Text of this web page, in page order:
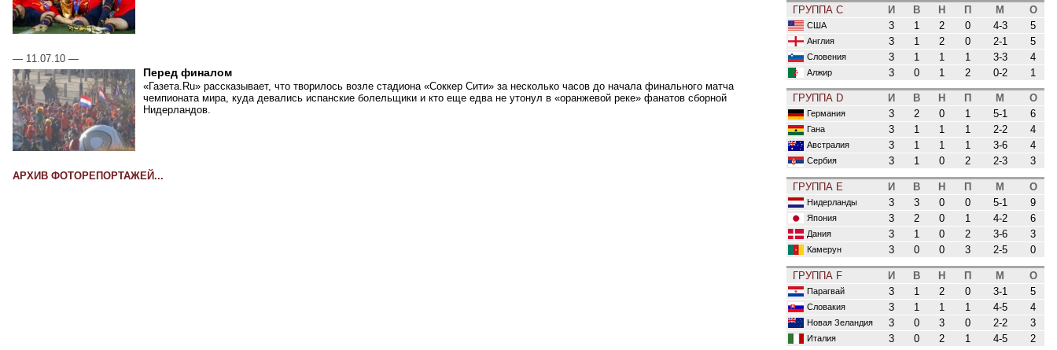
— 11.07.10 —
Перед финалом
«Газета.Ru» рассказывает, что творилось возле стадиона «Соккер Сити» за несколько часов до начала финального матча
чемпионата мира, куда девались испанские болельщики и кто еще едва не утонул в «оранжевой реке» фанатов сборной
Нидерландов.
АРХИВ ФОТОРЕПОРТАЖЕЙ...
ГРУППА C И В Н П М О
США 3 1 2 0 4-3 5
Англия 3 1 2 0 2-1 5
Словения 3 1 1 1 3-3 4
Алжир 3 0 1 2 0-2 1
ГРУППА D И В Н П М О
Германия 3 2 0 1 5-1 6
Гана 3 1 1 1 2-2 4
Австралия 3 1 1 1 3-6 4
Сербия 3 1 0 2 2-3 3
ГРУППА E И В Н П М О
Нидерланды 3 3 0 0 5-1 9
Япония 3 2 0 1 4-2 6
Дания 3 1 0 2 3-6 3
Камерун 3 0 0 3 2-5 0
ГРУППА F И В Н П М О
Парагвай 3 1 2 0 3-1 5
Словакия 3 1 1 1 4-5 4
Новая Зеландия 3 0 3 0 2-2 3
Италия 3 0 2 1 4-5 2